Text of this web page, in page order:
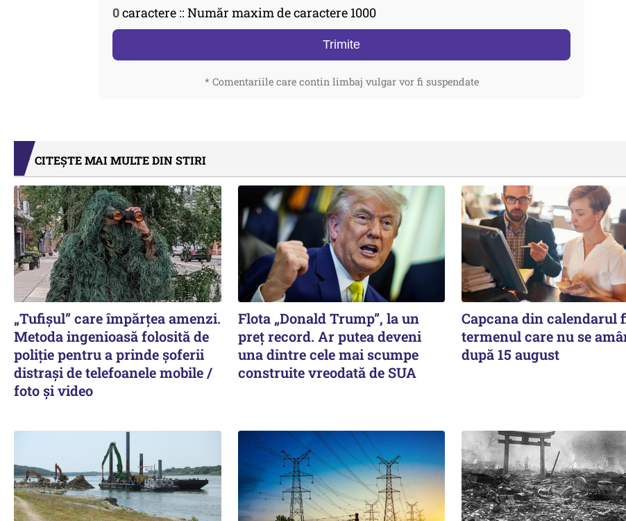
0caractere :: Număr maxim de caractere 1000
Trimite
* Comentariile care contin limbaj vulgar vor fi suspendate
CITEȘTE MAI MULTE DIN STIRI
„Tufișul” care împărțea amenzi.
Metoda ingenioasă folosită de
poliție pentru a prinde șoferii
distrași de telefoanele mobile /
foto și video
Flota „Donald Trump”, la un
preț record. Ar putea deveni
una dintre cele mai scumpe
construite vreodată de SUA
Capcana din calendarul
termenul care nu se
după 15 august